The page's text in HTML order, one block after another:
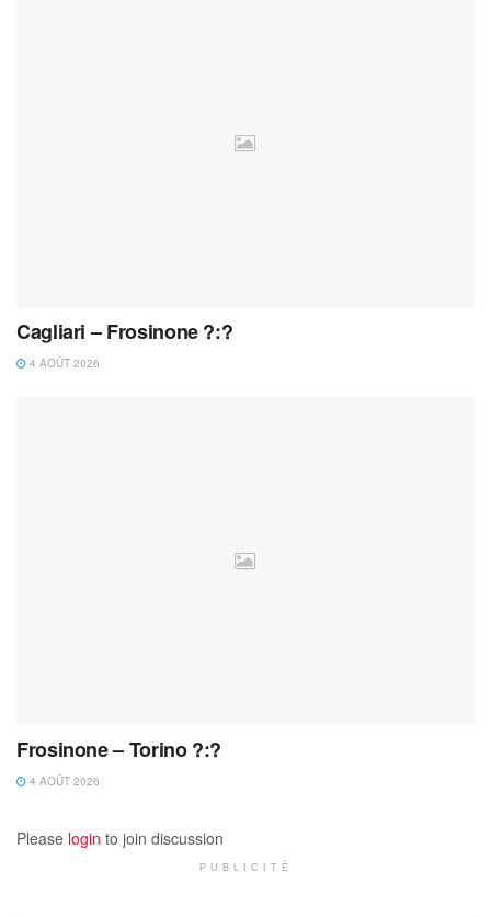
Cagliari – Frosinone ?:?
4 AOÛT 2026
Frosinone – Torino ?:?
4 AOÛT 2026
Please login to join discussion
PUBLICITÉ